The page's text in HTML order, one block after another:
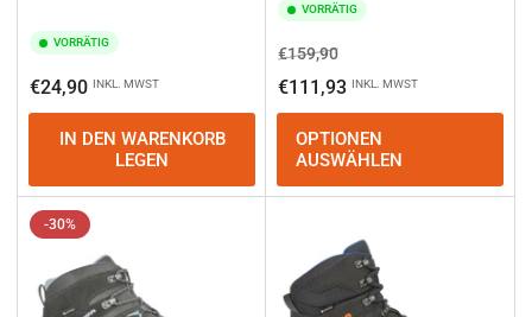
VORRÄTIG
Normaler
Preis
€24,90 INKL. MWST
IN DEN WARENKORB
LEGEN
VORRÄTIG
Normaler
Preis
€159,90Ausverkaufspreis
€111,93 INKL. MWST
OPTIONEN
AUSWÄHLEN
-30%